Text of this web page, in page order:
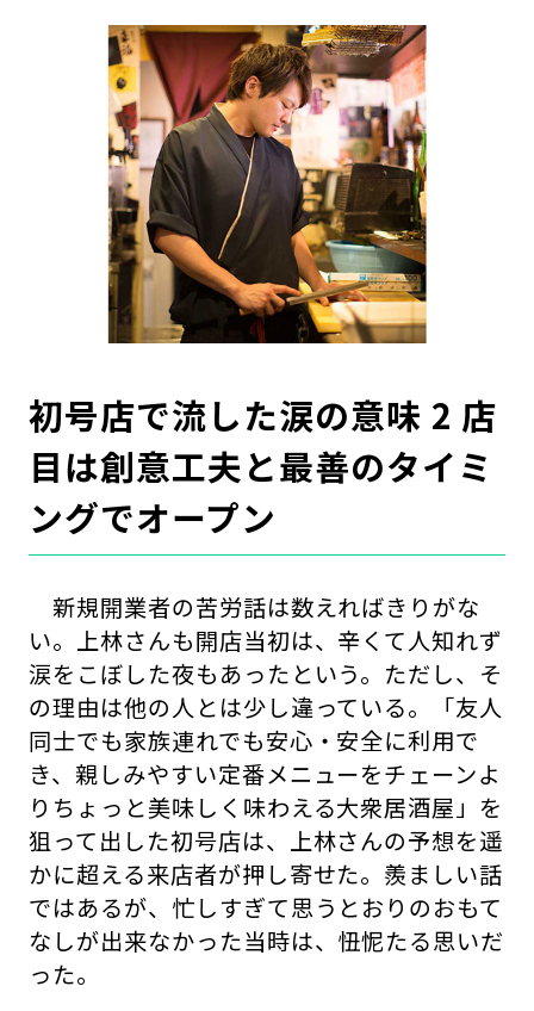
初号店で流した涙の意味 2 店
目は創意工夫と最善のタイミ
ングでオープン
新規開業者の苦労話は数えればきりがな
い。上林さんも開店当初は、辛くて人知れず
涙をこぼした夜もあったという。ただし、そ
の理由は他の人とは少し違っている。「友人
同士でも家族連れでも安心・安全に利用で
き、親しみやすい定番メニューをチェーンよ
りちょっと美味しく味わえる大衆居酒屋」を
狙って出した初号店は、上林さんの予想を遥
かに超える来店者が押し寄せた。羨ましい話
ではあるが、忙しすぎて思うとおりのおもて
なしが出来なかった当時は、忸怩たる思いだ
った。